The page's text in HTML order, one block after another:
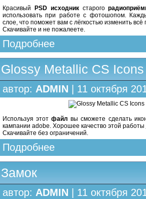
Красивый PSD исходникстарого
использовать при работе с фотошопом.
слое, что поможет вам с лёгкостью изменить всё
Скачивайте и не пожалеете.
Подробнее
Glossy Metallic CS
автор: ADMIN | 11 октября
Используя этотфайл вы сможете сделать
кампании adobe. Хорошее качество этой
Скачивайте без ограничений.
Подробнее
Замок
автор: ADMIN | 11 октября